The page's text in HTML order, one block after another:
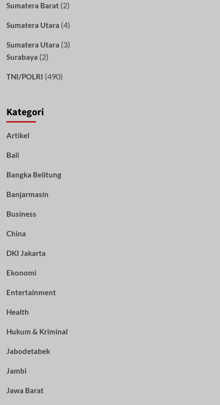
Sumatera Barat(2)
Sumatera Utara (4)
Sumatera Utara (3)
Surabaya (2)
TNI/POLRI (490)
Kategori
Artikel
Bali
Bangka Belitung
Banjarmasin
Business
China
DKI Jakarta
Ekonomi
Entertainment
Health
Hukum & Kriminal
Jabodetabek
Jambi
Jawa Barat